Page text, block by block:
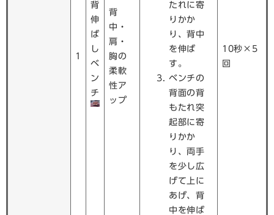
1
背
伸
ば
し
ベ
ン
チ
背
中・
肩・
胸の
柔軟
性ア
ップ
たれに寄
りかか
り、背中
を伸ば
す。
ベンチの
背面の背
もたれ突
起部に寄
りかか
り、両手
を少し広
げて上に
あげ、背
中を伸ば
10秒×5
回